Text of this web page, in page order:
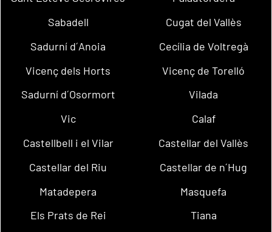
Sabadell
Cugat del Vallès
Sadurní d´Anoia
Cecília de Voltregà
Vicenç dels Horts
Vicenç de Torelló
Sadurní d´Osormort
Vilada
Vic
Calaf
Castellbell i el Vilar
Castellar del Vallès
Castellar del Riu
Castellar de n´Hug
Matadepera
Masquefa
Els Prats de Rei
Tiana